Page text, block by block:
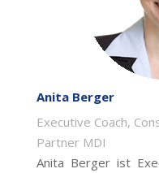
Anita Berger
Executive Coach,
Partner MDI
Anita Berger ist